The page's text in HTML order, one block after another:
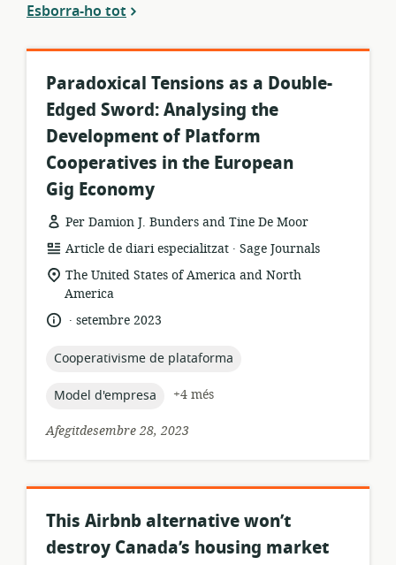
Esborra-ho tot
Paradoxical Tensions as a Double-
Edged Sword: Analysing the
Development of Platform
Cooperatives in the European
Gig Economy
Per Damion J. Bunders and Tine De Moor
format
dels
recursos:
Article de diari especialitzat .
publicador:
Sage Journals
ubicació
rellevant:
The United States of America and North
America
idioma:
.
data
publicació:
setembre 2023
topic:
Cooperativisme de plataforma
topic:
Model d'empresa
+4 més
Afegitdesembre 28, 2023
This Airbnb alternative won’t
destroy Canada’s housing market